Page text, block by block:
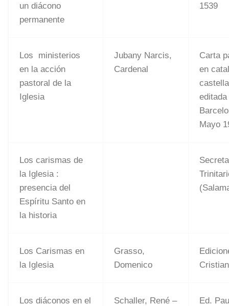
un diácono
permanente
1539
Los ministerios
en la acción
pastoral de la
Iglesia
Jubany Narcis,
Cardenal
Carta
en
editada
Mayo
Los carismas de
la Iglesia :
presencia del
Espíritu Santo en
la historia
Los Carismas en
la Iglesia
Grasso,
Domenico
Los diáconos en el
Schaller, René –
Ed.